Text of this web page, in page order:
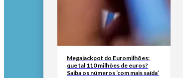
Megajackpot do Euromilhões:
que tal 110 milhões de euros?
Saiba os números ‘com mais saída’